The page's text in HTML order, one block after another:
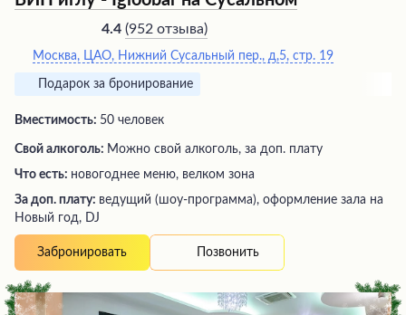
4.4 (952 отзыва)
Москва, ЦАО, Нижний Сусальный пер., д,5, стр. 19
Подарок за бронирование
Вместимость: 50 человек
Свой алкоголь: Можно свой алкоголь, за доп. плату
Что есть: новогоднее меню, велком зона
За доп. плату: ведущий (шоу-программа), оформление зала на
Новый год, DJ
Забронировать Позвонить